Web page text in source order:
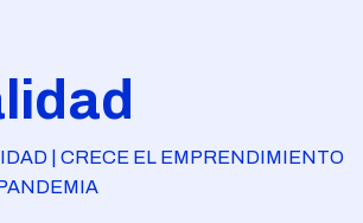
| CRECE EL EMPRENDIMIENTO